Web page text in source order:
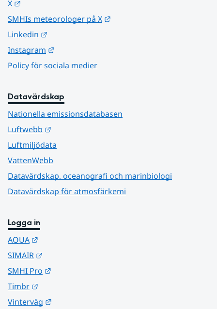
X
SMHIs meteorologer på X
Linkedin
Instagram
Policy för sociala medier
Datavärdskap
Nationella emissionsdatabasen
Luftwebb
Luftmiljödata
VattenWebb
Datavärdskap, oceanografi och marinbiologi
Datavärdskap för atmosfärkemi
Logga in
AQUA
SIMAIR
SMHI Pro
Timbr
Vinterväg